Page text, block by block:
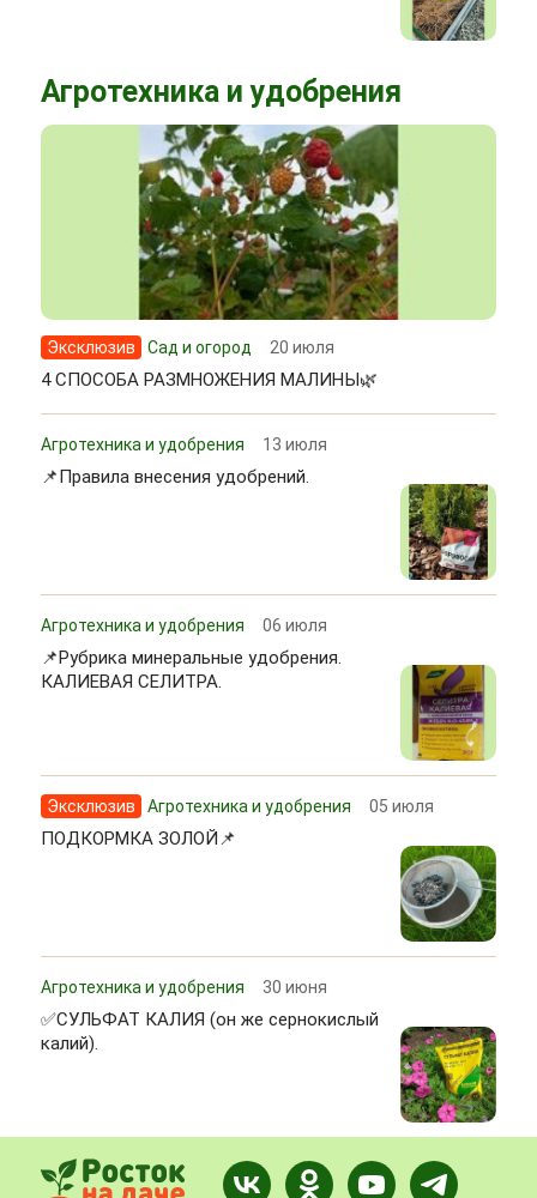
Агротехника и удобрения
Эксклюзив Сад и огород 20 июля
4 СПОСОБА РАЗМНОЖЕНИЯ МАЛИНЫ🌿
Агротехника и удобрения 13 июля
📌Правила внесения удобрений.
Агротехника и удобрения 06 июля
📌Рубрика минеральные удобрения.
КАЛИЕВАЯ СЕЛИТРА.
Эксклюзив Агротехника и удобрения 05 июля
ПОДКОРМКА ЗОЛОЙ📌
Агротехника и удобрения 30 июня
✅СУЛЬФАТ КАЛИЯ (он же сернокислый
калий).